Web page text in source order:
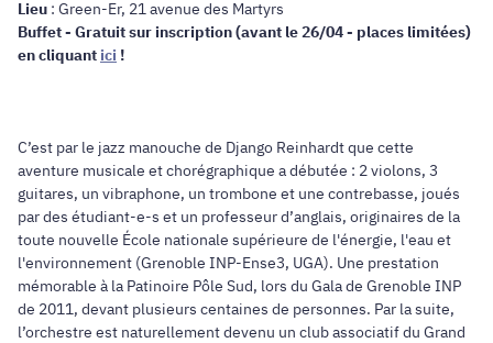
Lieu : Green-Er, 21 avenue des Martyrs
Buffet - Gratuit sur inscription (avant le 26/04 - places limitées)
en cliquant ici !
C’est par le jazz manouche de Django Reinhardt que cette
aventure musicale et chorégraphique a débutée : 2 violons, 3
guitares, un vibraphone, un trombone et une contrebasse, joués
par des étudiant-e-s et un professeur d’anglais, originaires de la
toute nouvelle École nationale supérieure de l'énergie, l'eau et
l'environnement (Grenoble INP-Ense3, UGA). Une prestation
mémorable à la Patinoire Pôle Sud, lors du Gala de Grenoble INP
de 2011, devant plusieurs centaines de personnes. Par la suite,
l’orchestre est naturellement devenu un club associatif du Grand